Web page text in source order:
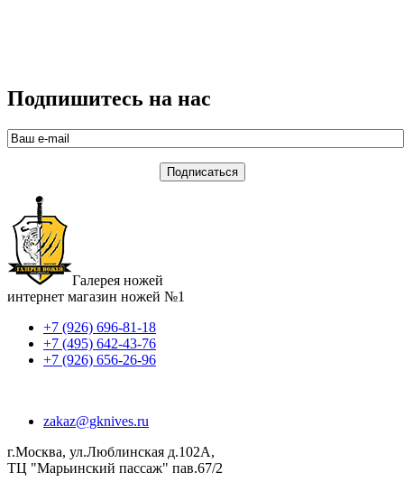
Подпишитесь на нас
Галерея ножей
интернет магазин ножей №1
+7 (926) 696-81-18
+7 (495) 642-43-76
+7 (926) 656-26-96
zakaz@gknives.ru
г.Москва, ул.Люблинская д.102А,
ТЦ "Марьинский пассаж" пав.67/2